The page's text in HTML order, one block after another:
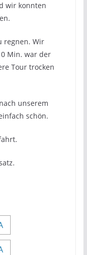
wir konnten
regnen. Wir
Min. war der
Tour trocken
unserem
schön.